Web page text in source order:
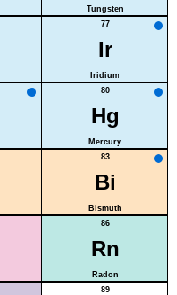
Tungsten
77
Ir
Iridium
80
Hg
Mercury
83
Bi
Bismuth
86
Rn
Radon
89